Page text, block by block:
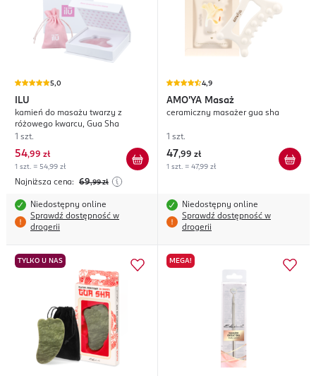
5,0
ILU
kamień do masażu twarzy z
różowego kwarcu, Gua Sha
1 szt.
54,99 zł
1 szt. = 54,99 zł
Najniższa cena: 69,99 zł
Niedostępny online
Sprawdź dostępność w
drogerii
4,9
AMO'YA Masaż
ceramiczny masażer gua sha
1 szt.
47,99 zł
1 szt. = 47,99 zł
Niedostępny online
Sprawdź dostępność w
drogerii
TYLKO U NAS MEGA!